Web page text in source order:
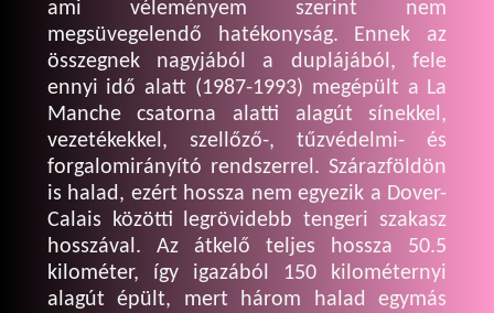
ami véleményem szerint nem
megsüvegelendő hatékonyság. Ennek az
összegnek nagyjából a duplájából, fele
ennyi idő alatt (1987-1993) megépült a La
Manche csatorna alatti alagút sínekkel,
vezetékekkel, szellőző-, tűzvédelmi- és
forgalomirányító rendszerrel. Szárazföldön
is halad, ezért hossza nem egyezik a Dover-
Calais közötti legrövidebb tengeri szakasz
hosszával. Az átkelő teljes hossza 50.5
kilométer, így igazából 150 kilométernyi
alagút épült, mert három halad egymás